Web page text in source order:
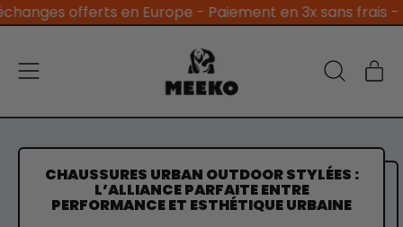
offerts en Europe - Paiement en 3x sans frais -
Menu
notre
CHAUSSURES URBAN OUTDOOR STYLÉES :
L’ALLIANCE PARFAITE ENTRE
PERFORMANCE ET ESTHÉTIQUE URBAINE